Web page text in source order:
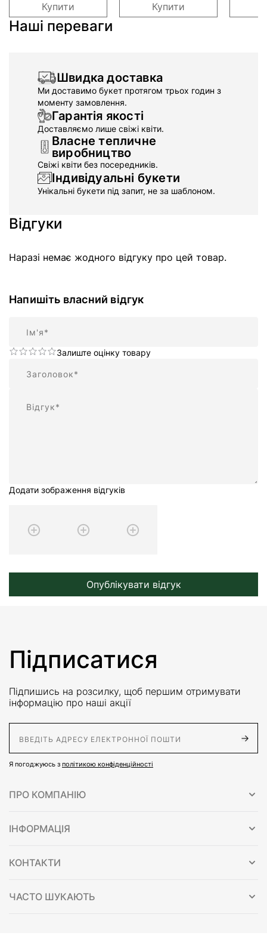
Купити Купити
Наші переваги
Швидка доставка
Ми доставимо букет протягом трьох годин з
моменту замовлення.
Гарантія якості
Доставляємо лише свіжі квіти.
Власне тепличне
виробництво
Свіжі квіти без посередників.
Індивідуальні букети
Унікальні букети під запит, не за шаблоном.
Відгуки
Наразі немає жодного відгуку про цей товар.
Напишіть власний відгук
Залиште оцінку товару
Додати зображення відгуків
Опублікувати відгук
Підписатися
Підпишись на розсилку, щоб першим отримувати
інформацію про наші акції
Я погоджуюсь з політикою конфіденційності
ПРО КОМПАНІЮ
ІНФОРМАЦІЯ
КОНТАКТИ
ЧАСТО ШУКАЮТЬ